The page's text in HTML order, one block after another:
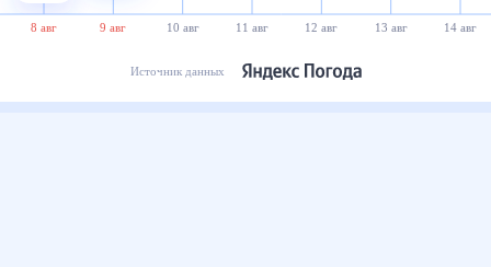
8 авг 9 авг 10 авг 11 авг 12 авг 13 авг 14 авг
Источник данных